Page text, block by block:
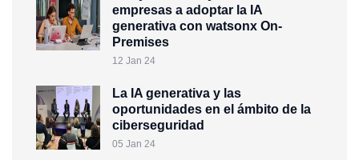
empresas a adoptar la IA
generativa con watsonx On-
Premises
12 Jan 24
La IA generativa y las
oportunidades en el ámbito de la
ciberseguridad
05 Jan 24